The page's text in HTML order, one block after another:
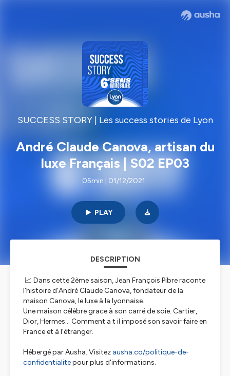
SUCCESS STORY | Les success stories de Lyon
André Claude Canova, artisan du
luxe Français | S02 EP03
05min | 01/12/2021
PLAY
DESCRIPTION
📈 Dans cette 2ème saison, Jean François Pibre raconte
l'histoire d'André Claude Canova, fondateur de la
maison Canova, le luxe à la lyonnaise.
Une maison célèbre grace à son carré de soie. Cartier,
Dior, Hermes... Comment a t il imposé son savoir faire en
France et à l'étranger.
Hébergé par Ausha. Visitez ausha.co/politique-de-
confidentialitepour plus d'informations.